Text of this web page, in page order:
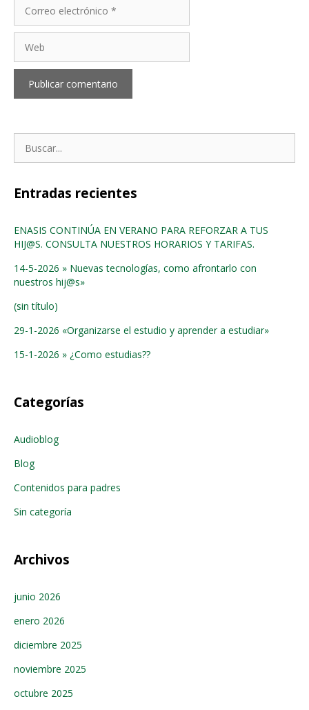
electrónico
Entradas recientes
ENASIS CONTINÚA EN VERANO PARA REFORZAR A TUS
HIJ@S. CONSULTA NUESTROS HORARIOS Y TARIFAS.
14-5-2026 » Nuevas tecnologías, como afrontarlo con
nuestros hij@s»
(sin título)
29-1-2026 «Organizarse el estudio y aprender a estudiar»
15-1-2026 » ¿Como estudias??
Categorías
Audioblog
Blog
Contenidos para padres
Sin categoría
Archivos
junio 2026
enero 2026
diciembre 2025
noviembre 2025
octubre 2025